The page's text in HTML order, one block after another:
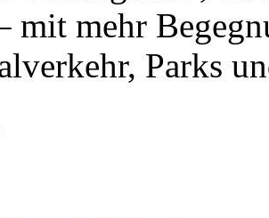
mit mehr
Parks